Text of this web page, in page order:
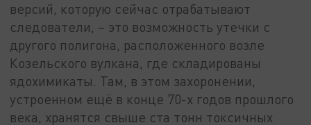
версий, которую сейчас отрабатывают
следователи, – это возможность утечки с
другого полигона, расположенного возле
Козельского вулкана, где складированы
ядохимикаты. Там, в этом захоронении,
устроенном ещё в конце 70-х годов прошлого
века, хранятся свыше ста тонн токсичных